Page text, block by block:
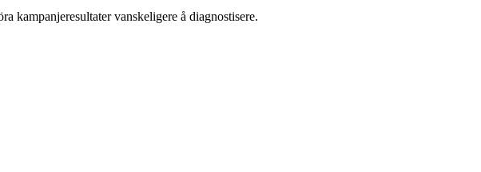
kampanjeresultater vanskeligere å diagnostisere.